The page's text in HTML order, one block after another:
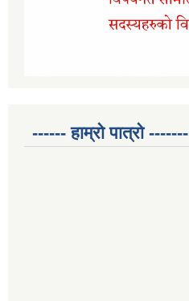
------ हाम्रो पात्रो -------